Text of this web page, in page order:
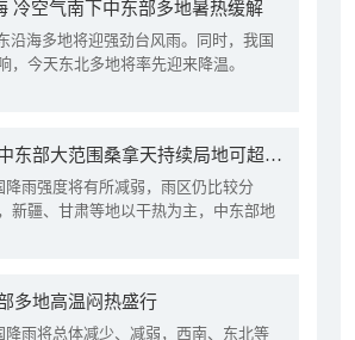
冷空气南下中东部多地暑热缓解
沿海多地将迎强劲台风雨。同时，我国
今天东北多地将率先迎来降温。
我国降雨强度进一步减弱 中东部大范围桑拿天持续局地可超38℃
雨强度将有所减弱，雨区仍比较分
新疆、甘肃等地以干热为主，中东部地
多地高温闷热盛行
雨将总体减少、减弱，西南、东北等